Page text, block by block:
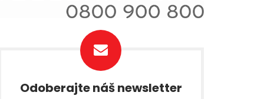
Odoberajte náš newsletter